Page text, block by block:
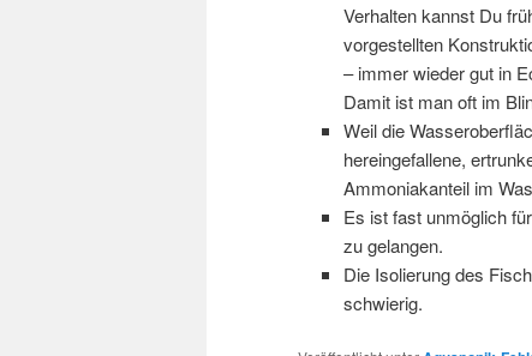
Verhalten kannst Du
vorgestellten
– immer wieder gut in
Damit ist man oft im
Weil die
hereingefallene,
Ammoniakanteil im
Es ist fast unmöglich
zu gelangen.
Die Isolierung des
schwierig.